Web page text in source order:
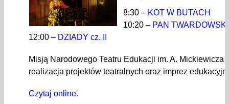
8:30 – KOT W BUTACH
10:20 – PAN TWARDOWSKI
12:00 – DZIADY cz. II
Misją Narodowego Teatru Edukacji im. A. Mickiewicza
realizacja projektów teatralnych oraz imprez
Czytaj online.